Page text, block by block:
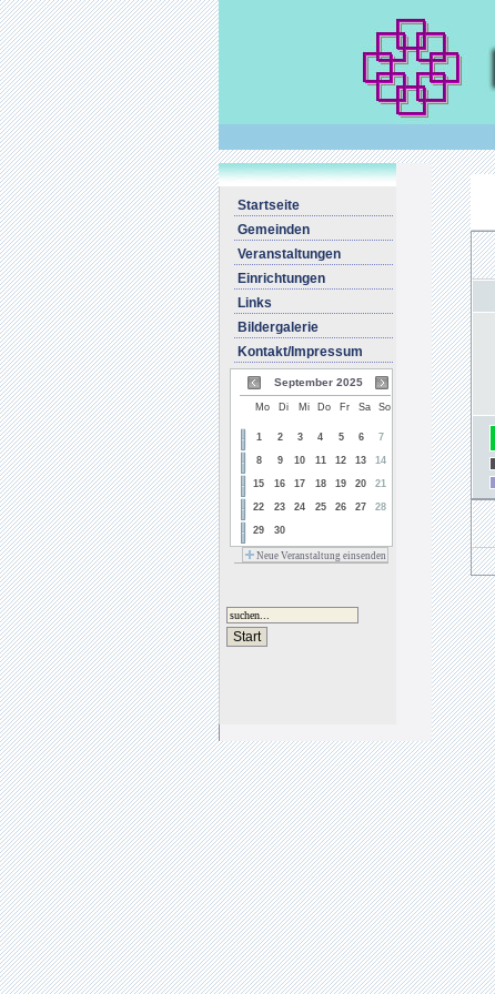
Startseite
Gemeinden
Veranstaltungen
Einrichtungen
Links
Bildergalerie
Kontakt/Impressum
September 2025
Mo Di Mi Do Fr Sa So
1 2 3 4 5 6 7
8 9 10 11 12 13 14
15 16 17 18 19 20 21
22 23 24 25 26 27 28
29 30
Neue Veranstaltung einsenden